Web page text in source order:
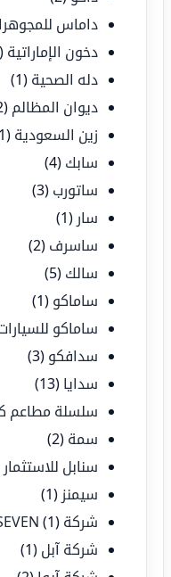
داماس
دخون الإماراتية (1)
دله الصحية (1)
ديوان المظالم (2)
زين السعودية (1)
سابك (4)
ساتورب (3)
سار (1)
ساسرف (2)
سالك (5)
ساماكو (1)
ساماكو
سدافكو (3)
سدايا (13)
سلسلة مطاعم
سمة (2)
سنابل للاستثمار
سيمنز (1)
شركة SEVEN (1)
شركة آبل (1)